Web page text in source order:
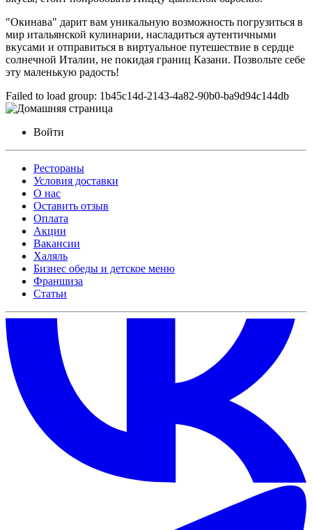
"Окинава" дарит вам уникальную возможность погрузиться в
мир итальянской кулинарии, насладиться аутентичными
вкусами и отправиться в виртуальное путешествие в сердце
солнечной Италии, не покидая границ Казани. Позвольте себе
эту маленькую радость!
Failed to load group: 1b45c14d-2143-4a82-90b0-ba9d94c144db
Войти
Рестораны
Условия доставки
О нас
Оставить отзыв
Оплата
Акции
Вакансии
Халяль
Бизнес обеды и детское меню
Франшиза
Статьи